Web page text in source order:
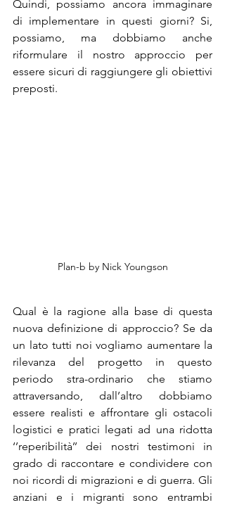
Quindi, possiamo ancora immaginare
di implementare in questi giorni? Si,
possiamo, ma dobbiamo anche
riformulare il nostro approccio per
essere sicuri di raggiungere gli obiettivi
preposti.
Plan-b by Nick Youngson
Qual è la ragione alla base di questa
nuova definizione di approccio? Se da
un lato tutti noi vogliamo aumentare la
rilevanza del progetto in questo
periodo stra-ordinario che stiamo
attraversando, dall’altro dobbiamo
essere realisti e affrontare gli ostacoli
logistici e pratici legati ad una ridotta
‘’reperibilità’’ dei nostri testimoni in
grado di raccontare e condividere con
noi ricordi di migrazioni e di guerra. Gli
anziani e i migranti sono entrambi